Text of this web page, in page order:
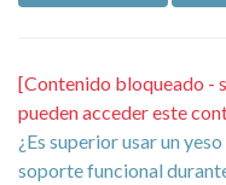
[Contenido bloqueado -
pueden acceder este
¿Es superior usar un
soporte funcional